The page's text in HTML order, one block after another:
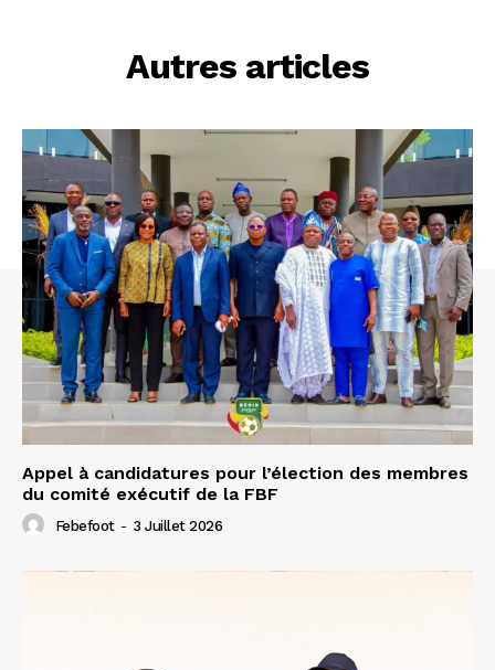
Autres articles
Appel à candidatures pour l’élection des membres
du comité exécutif de la FBF
Febefoot - 3 Juillet 2026